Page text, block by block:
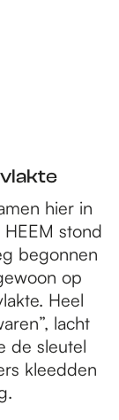
hier in
stond
begonnen
op
Heel
lacht
de sleutel
kleedden